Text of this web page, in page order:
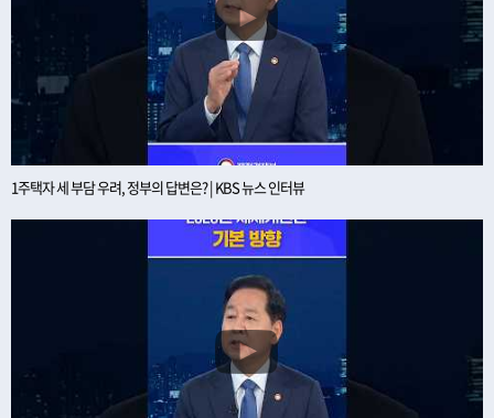
1주택자 세 부담 우려, 정부의 답변은? | KBS 뉴스 인터뷰